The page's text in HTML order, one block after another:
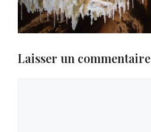
Laisser un commentaire